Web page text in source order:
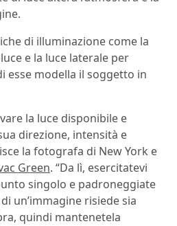
di illuminazione come la
e la luce laterale per
esse modella il soggetto in
la luce disponibile e
direzione, intensità e
la fotografa di New York e
Green. “Da lì, esercitatevi
singolo e padroneggiate
un’immagine risiede sia
quindi mantenetela